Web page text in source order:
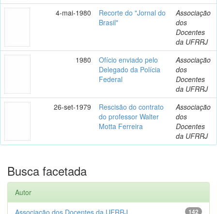
4-mai-1980
Recorte do "Jornal do
Brasil"
Associação
dos
Docentes
da UFRRJ
1980
Ofício enviado pelo
Delegado da Polícia
Federal
Associação
dos
Docentes
da UFRRJ
26-set-1979
Rescisão do contrato
do professor Walter
Motta Ferreira
Associação
dos
Docentes
da UFRRJ
Busca facetada
Autor
142
Associação dos Docentes da UFRRJ